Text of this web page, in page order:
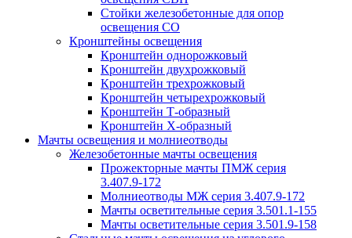
Стойки железобетонные для опор
освещения СО
Кронштейны освещения
Кронштейн однорожковый
Кронштейн двухрожковый
Кронштейн трехрожковый
Кронштейн четырехрожковый
Кронштейн Т-образный
Кронштейн Х-образный
Мачты освещения и молниеотводы
Железобетонные мачты освещения
Прожекторные мачты ПМЖ серия
3.407.9-172
Молниеотводы МЖ серия 3.407.9-172
Мачты осветительные серия 3.501.1-155
Мачты осветительные серия 3.501.9-158